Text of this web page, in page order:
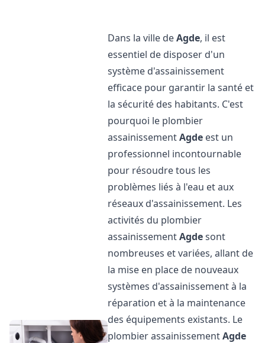
Dans la ville deAgde, il est
essentiel de disposer d'un
système d'assainissement
efficace pour garantir la santé et
la sécurité des habitants. C'est
pourquoi le plombier
assainissementAgde est un
professionnel incontournable
pour résoudre tous les
problèmes liés à l'eau et aux
réseaux d'assainissement. Les
activités du plombier
assainissementAgdesont
nombreuses et variées, allant de
la mise en place de nouveaux
systèmes d'assainissement à la
réparation et à la maintenance
des équipements existants. Le
plombier assainissementAgde